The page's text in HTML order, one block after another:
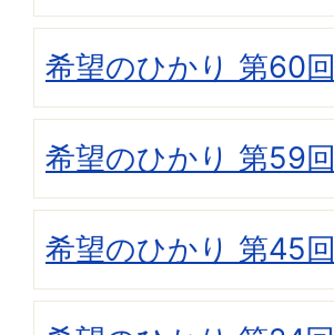
希望のひかり 第60回
希望のひかり 第59回
希望のひかり 第45回